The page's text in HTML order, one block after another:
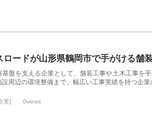
ードが山形県鶴岡市で手がける舗
盤を支える企業として、舗装工事や土木工事を
周辺の環境整備まで、幅広い工事実績を持つ企
業] 0views